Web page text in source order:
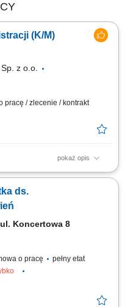
(K/M)
z o.o.
pracę / zlecenie / kontrakt
pokaż opis
recepcji oraz dbanie o
informacji. Obsługa centrali
kurierskich i
ds.
ul. Koncertowa 8
o pracę
pełny etat